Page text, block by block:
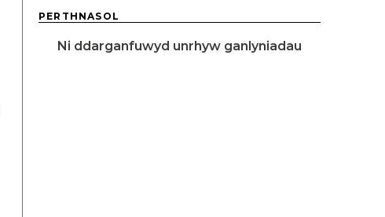
PERTHNASOL
Ni ddarganfuwyd unrhyw ganlyniadau